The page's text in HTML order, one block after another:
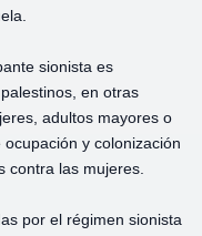
sionista es
en otras
adultos mayores o
y colonización
contra las mujeres.
por el régimen sionista